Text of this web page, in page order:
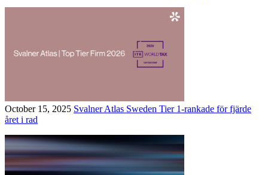
October 15, 2025 Svalner Atlas Sweden Tier 1-rankade för fjärde
året i rad